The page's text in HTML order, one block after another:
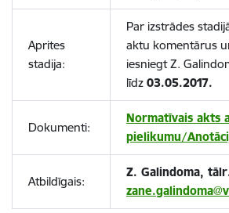
Aprites
stadija:
Par izstrādes
aktu komentārus
iesniegt Z.
līdz 03.05.2017.
Dokumenti:
Normatīvais akts
pielikumu/
Atbildīgais:
Z. Galindoma,